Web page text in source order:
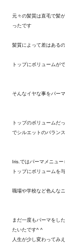
元々の髪質は直毛で髪
ったです
髪質によって差はある
トップにボリュームが
そんなイヤな事をパー
トップのボリュームだ
でシルエットのバラン
Iris.ではパーマメニュ
トップにボリュームを
職場や学校など色んな
まだ一度もパーマをし
たいたです^ ^
人生が少し変わってみ